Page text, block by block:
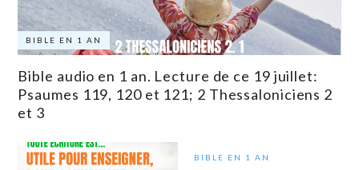
BIBLE EN 1 AN
Bible audio en 1 an. Lecture de ce 19 juillet:
Psaumes 119, 120 et 121; 2 Thessaloniciens 2
et 3
BIBLE EN 1 AN